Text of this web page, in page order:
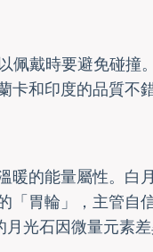
佩戴時要避免碰撞
和印度的品質不
暖的能量屬性。白
「胃輪」，主管自
月光石因微量元素